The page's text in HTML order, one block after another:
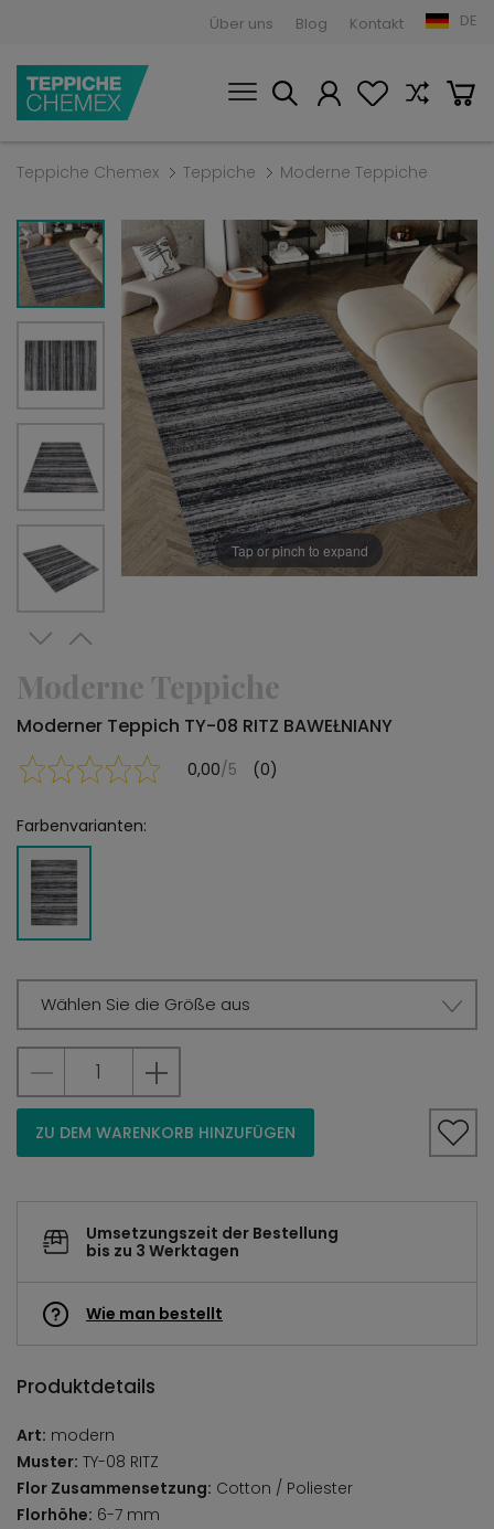
Über uns Blog Kontakt DE
Teppiche Chemex Teppiche Moderne Teppiche
Tap or pinch to expand
Moderne Teppiche
Moderner Teppich TY-08 RITZ BAWEŁNIANY
0,00/5 (0)
Farbenvarianten:
Wählen Sie die Größe aus
ZU DEM WARENKORB HINZUFÜGEN
Umsetzungszeit der Bestellung
bis zu 3 Werktagen
Wie man bestellt
Produktdetails
Art: modern
Muster: TY-08 RITZ
Flor Zusammensetzung: Cotton / Poliester
Florhöhe: 6-7 mm